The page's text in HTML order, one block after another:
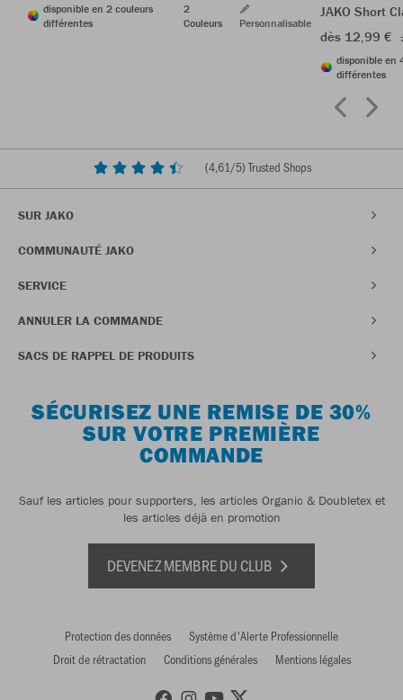
disponible en 2 couleurs
différentes
2
Couleurs
Personnalisable
JAKO Short
dès 12,99 €
disponible en
différentes
(4,61/5) Trusted Shops
SUR JAKO
COMMUNAUTÉ JAKO
SERVICE
ANNULER LA COMMANDE
SACS DE RAPPEL DE PRODUITS
SÉCURISEZ UNE REMISE DE 30%
SUR VOTRE PREMIÈRE
COMMANDE
Sauf les articles pour supporters, les articles Organic & Doubletex et
les articles déjà en promotion
DEVENEZ MEMBRE DU CLUB
Protection des données
Système d'Alerte Professionnelle
Droit de rétractation
Conditions générales Mentions légales